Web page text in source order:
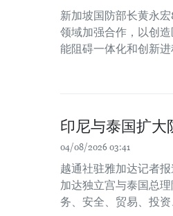
新加坡国防部长黄永
领域加强合作，以创
能阻碍一体化和创新进
印尼与泰国扩大
04/08/2026 03:41
越通社驻雅加达记者
加达独立宫与泰国总
务、安全、贸易、投